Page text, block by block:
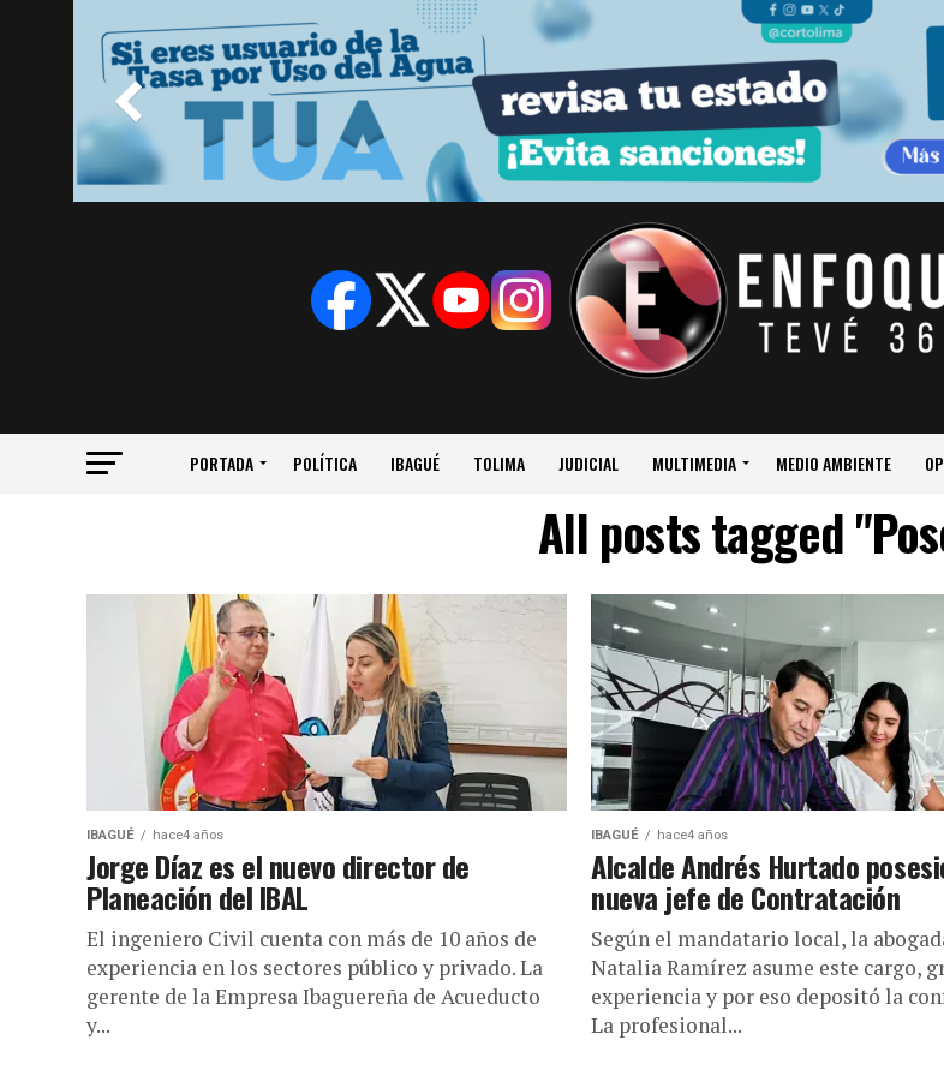
PORTADA POLÍTICA IBAGUÉ TOLIMA JUDICIAL MULTIMEDIA MEDIO AMBIENTE
All posts tagged
IBAGUÉ hace4 años
Jorge Díaz es el nuevo director de
Planeación del IBAL
El ingeniero Civil cuenta con más de 10 años de
experiencia en los sectores público y privado. La
gerente de la Empresa Ibaguereña de Acueducto
y...
IBAGUÉ hace4 años
Alcalde Andrés Hurtado
nueva jefe de Contratación
Según el mandatario local, la
Natalia Ramírez asume este cargo,
experiencia y por eso depositó la
La profesional...